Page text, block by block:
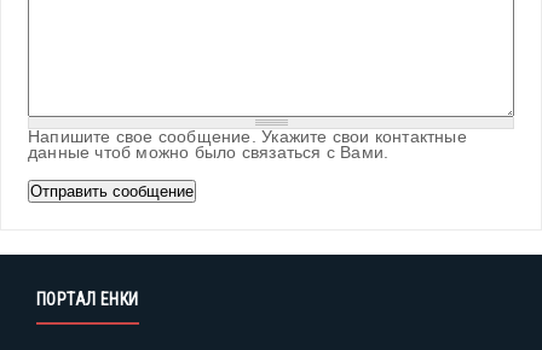
Напишите свое сообщение. Укажите свои контактные
данные чтоб можно было связаться с Вами.
ПОРТАЛ ЕНКИ